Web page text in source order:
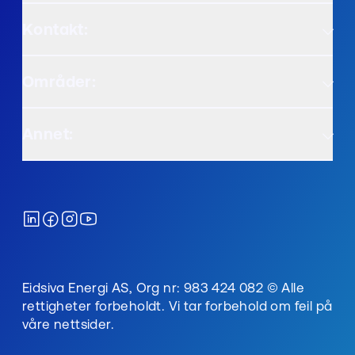
Eidsiva Energi AS, Org nr: 983 424 082 © Alle
rettigheter forbeholdt. Vi tar forbehold om feil på
våre nettsider.